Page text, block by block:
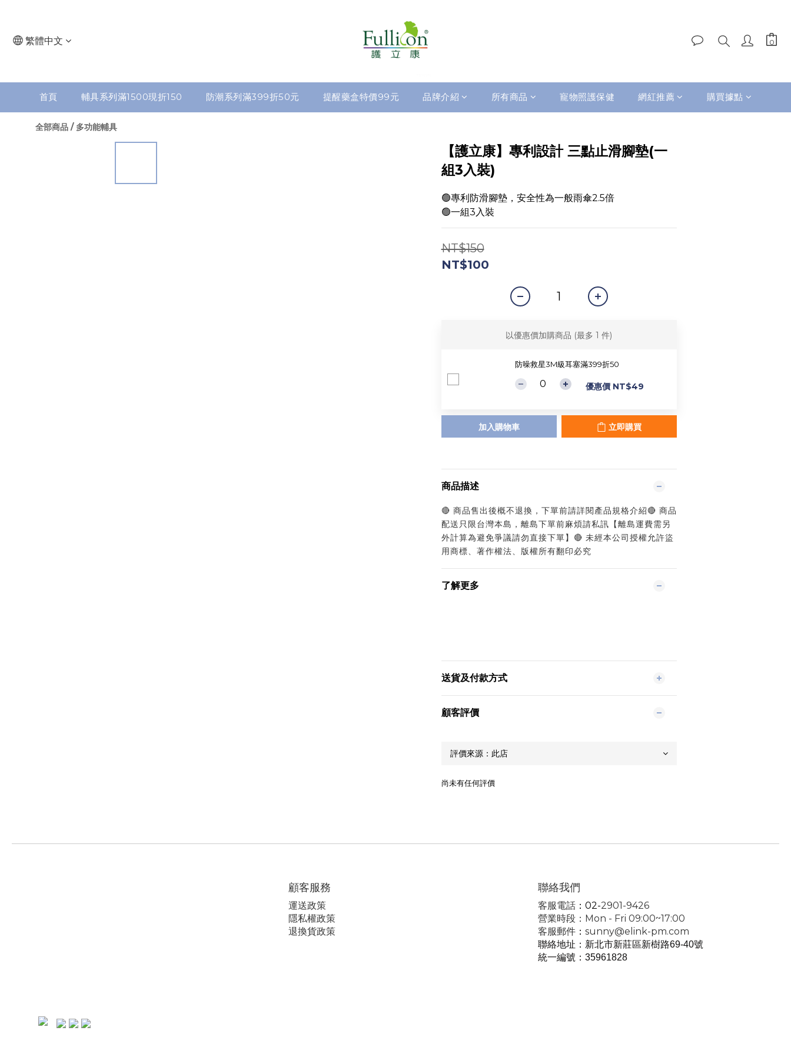
繁體中文
首頁 輔具系列滿1500現折150 防潮系列滿399折50元 提醒藥盒特價99元 品牌介紹 所有商品 寵物照護保健 網紅推薦 購買據點
全部商品 / 多功能輔具
【護立康】專利設計 三點止滑腳墊(一
組3入裝)
🟢專利防滑腳墊，安全性為一般雨傘2.5倍
🟢一組3入裝
NT$150
NT$100
以優惠價加購商品 (最多 1 件)
防噪救星3M級耳塞滿399折50
優惠價 NT$49
加入購物車 立即購買
商品描述
🔴 商品售出後概不退換，下單前請詳閱產品規格介紹🔴 商品
配送只限台灣本島，離島下單前麻煩請私訊【離島運費需另
外計算為避免爭議請勿直接下單】🔴 未經本公司授權允許盜
用商標、著作權法、版權所有翻印必究
了解更多
送貨及付款方式
顧客評價
尚未有任何評價
顧客服務
運送政策
隱私權政策
退換貨政策
聯絡我們
客服電話 ：02-2901-9426
營業時段：Mon - Fri 09:00~17:00
客服郵件 ： sunny@elink-pm.com
聯絡地址：新北市新莊區新樹路69-40號
統一編號 ：35961828